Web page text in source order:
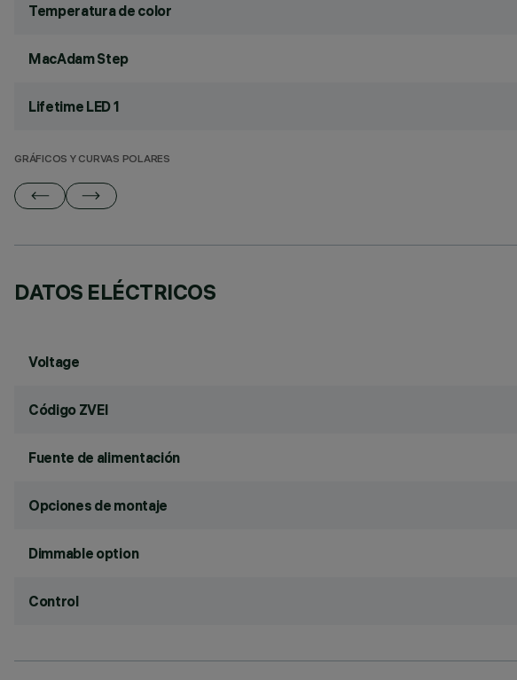
Temperatura de color
MacAdam Step
Lifetime LED 1
GRÁFICOS Y CURVAS POLARES
DATOS ELÉCTRICOS
Voltage
Código ZVEI
Fuente de alimentación
Opciones de montaje
Dimmable option
Control